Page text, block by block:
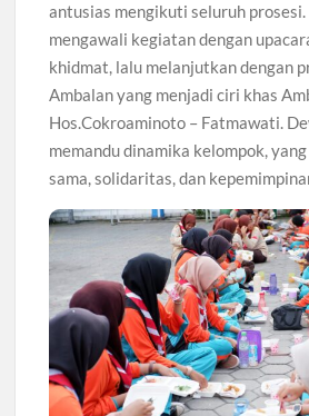
antusias mengikuti seluruh
mengawali kegiatan dengan
khidmat, lalu melanjutkan dengan
Ambalan yang menjadi ciri khas
Hos.Cokroaminoto – Fatmawati.
memandu dinamika kelompok,
sama, solidaritas, dan